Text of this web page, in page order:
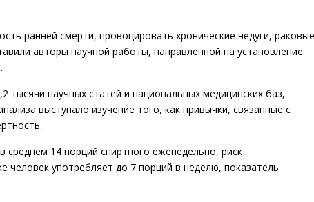
ранней смерти, провоцировать хронические недуги, раковые
авторы научной работы, направленной на установление
тысячи научных статей и национальных медицинских баз,
выступало изучение того, как привычки, связанные с
среднем 14 порций спиртного еженедельно, риск
человек употребляет до 7 порций в неделю, показатель